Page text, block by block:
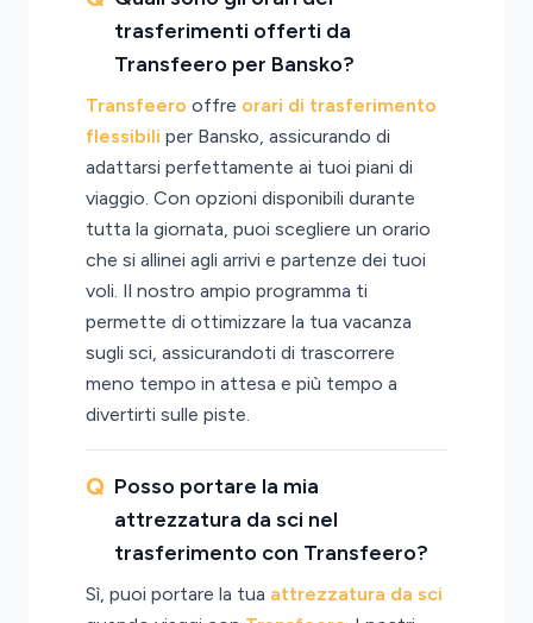
trasferimenti offerti da
Transfeero per Bansko?
Transfeero offre orari di trasferimento
flessibili per Bansko, assicurando di
adattarsi perfettamente ai tuoi piani di
viaggio. Con opzioni disponibili durante
tutta la giornata, puoi scegliere un orario
che si allinei agli arrivi e partenze dei tuoi
voli. Il nostro ampio programma ti
permette di ottimizzare la tua vacanza
sugli sci, assicurandoti di trascorrere
meno tempo in attesa e più tempo a
divertirti sulle piste.
Posso portare la mia
attrezzatura da sci nel
trasferimento con Transfeero?
Sì, puoi portare la tua attrezzatura da sci